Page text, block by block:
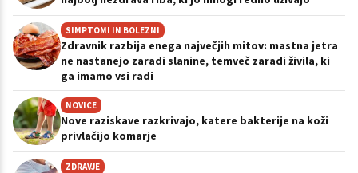
SIMPTOMI IN BOLEZNI
Zdravnik razbija enega največjih mitov: mastna jetra
ne nastanejo zaradi slanine, temveč zaradi živila, ki
ga imamo vsi radi
NOVICE
Nove raziskave razkrivajo, katere bakterije na koži
privlačijo komarje
ZDRAVJE